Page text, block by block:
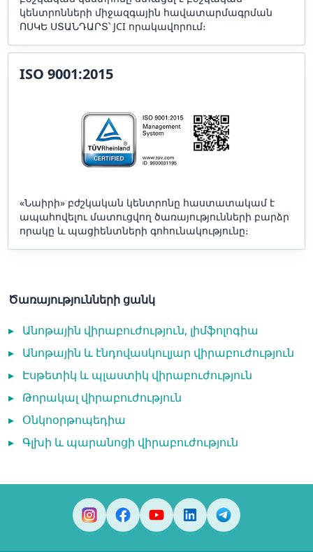
կենտրոնների միջազգային հավատարմագրման
ՈՍԿԵ ՍՏԱՆԴԱՐՏ՝ JCI որակավորում։
ISO 9001:2015
«Նաիրի» բժշկական կենտրոնը հաստատակամ է
ապահովելու մատուցվող ծառայությունների բարձր
որակը և պացիենտների գոհունակությունը։
Ծառայությունների ցանկ
▸ Անոթային վիրաբուժություն, լիմֆոլոգիա
▸ Անոթային և էնդովասկուլյար վիրաբուժություն
▸ Էսթետիկ և պլաստիկ վիրաբուժություն
▸ Թորակալ վիրաբուժություն
▸ Օնկոօրթոպեդիա
▸ Գլխի և պարանոցի վիրաբուժություն